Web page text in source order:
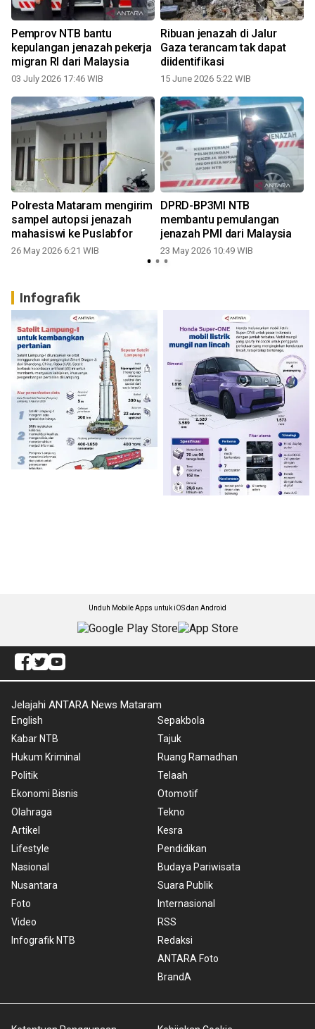
Pemprov NTB bantu
kepulangan jenazah pekerja
migran RI dari Malaysia
03 July 2026 17:46 WIB
Ribuan jenazah di Jalur
Gaza terancam tak dapat
diidentifikasi
15 June 2026 5:22 WIB
Polresta Mataram mengirim
sampel autopsi jenazah
mahasiswi ke Puslabfor
26 May 2026 6:21 WIB
DPRD-BP3MI NTB
membantu pemulangan
jenazah PMI dari Malaysia
23 May 2026 10:49 WIB
Infografik
Unduh Mobile Apps untuk iOS dan Android
Jelajahi ANTARA News Mataram
English
Kabar NTB
Hukum Kriminal
Politik
Ekonomi Bisnis
Olahraga
Artikel
Lifestyle
Nasional
Nusantara
Foto
Video
Infografik NTB
Sepakbola
Tajuk
Ruang Ramadhan
Telaah
Otomotif
Tekno
Kesra
Pendidikan
Budaya Pariwisata
Suara Publik
Internasional
RSS
Redaksi
ANTARA Foto
BrandA